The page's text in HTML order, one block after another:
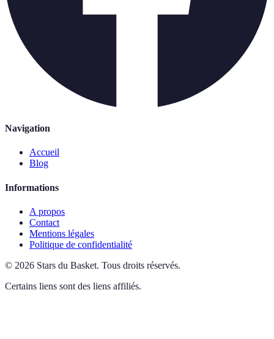
Navigation
Accueil
Blog
Informations
A propos
Contact
Mentions légales
Politique de confidentialité
© 2026 Stars du Basket. Tous droits réservés.
Certains liens sont des liens affiliés.